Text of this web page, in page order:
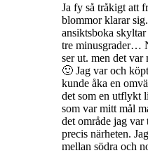
Ja fy så tråkigt att
blommor klarar
ansiktsboka
tre minusgrader…
ser ut. men det
🙂 Jag var och
kunde åka en
det som en utflykt
som var mitt mål
det område jag var
precis närheten.
mellan södra och